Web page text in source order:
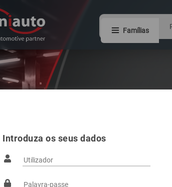
Introduza os seus dados
Famílias